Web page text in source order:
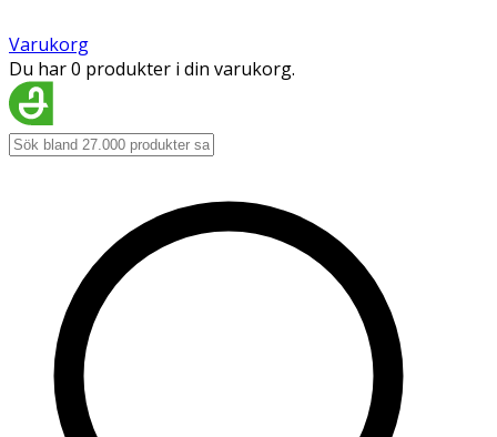
Varukorg
Du har 0 produkter i din varukorg.